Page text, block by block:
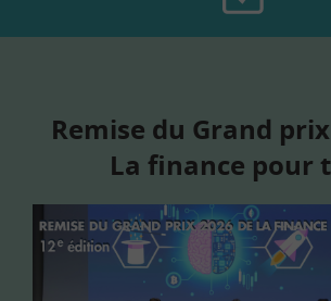
Remise du Grand
La finance pour